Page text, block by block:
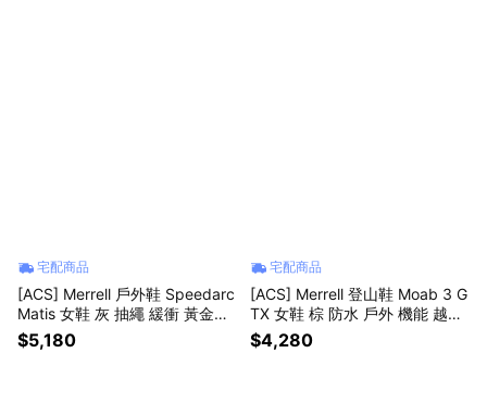
宅配商品
[ACS] Merrell 戶外鞋 Speedarc
Matis 女鞋 灰 抽繩 緩衝 黃金大
底 山系 ML00005516
$5,180
宅配商品
[ACS] Merrell 登山鞋 Moab 3 G
TX 女鞋 棕 防水 戶外 機能 越野
ML00005401
$4,280